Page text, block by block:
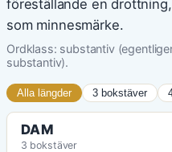
föreställande en
som minnesmärke.
Ordklass: substantiv
substantiv).
Alla längder 3 bokstäver
DAM
3 bokstäver